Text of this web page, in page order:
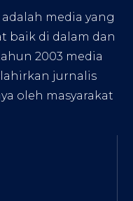
media yang
baik di dalam dan
2003 media
jurnalis
oleh masyarakat